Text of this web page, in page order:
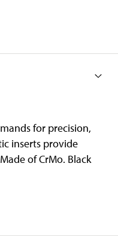
for precision,
inserts provide
of CrMo. Black